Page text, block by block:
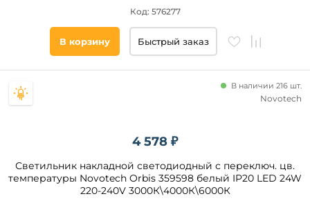
фильтры
товары
Код: 576277
В корзину Быстрый заказ
4 578 ₽
Светильник накладной светодиодный с переключ. цв.
температуры Novotech Orbis 359598 белый IP20 LED 24W
220-240V 3000К\4000К\6000К
В наличии 216 шт.
Novotech